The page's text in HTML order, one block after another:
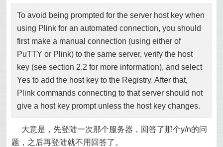
To avoid being prompted for the server host key when
using Plink for an automated connection, you should
first make a manual connection (using either of
PuTTY or Plink) to the same server, verify the host
key (see section 2.2 for more information), and select
Yes to add the host key to the Registry. After that,
Plink commands connecting to that server should not
give a host key prompt unless the host key changes.
大意是，先登陆一次那个服务器，回答了那个y/n的问
题，之后再登陆就不用回答了。